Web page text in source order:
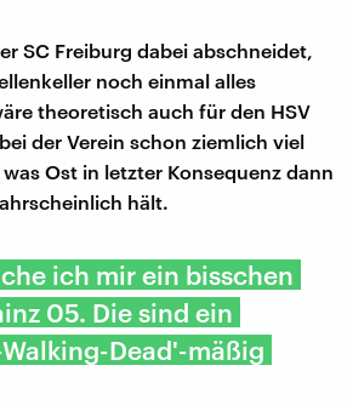
SC Freiburg dabei abschneidet,
noch einmal alles
theoretisch auch für den HSV
der Verein schon ziemlich viel
Ost in letzter Konsequenz dann
hält.
ich mir ein bisschen
05. Die sind ein
Dead'-mäßig